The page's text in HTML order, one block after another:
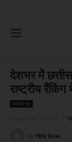
देशभर में
राष्ट्रीय
छत्तीसगढ़
By TBN Desk